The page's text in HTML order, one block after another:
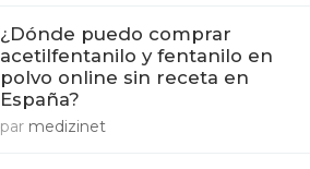
¿Dónde puedo comprar
acetilfentanilo y fentanilo en
polvo online sin receta en
España?
par medizinet